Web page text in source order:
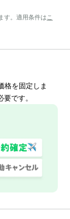
。適用条件は こ
格を固定しま
です。